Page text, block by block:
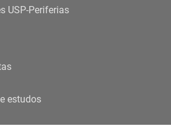
USP-Periferias
estudos